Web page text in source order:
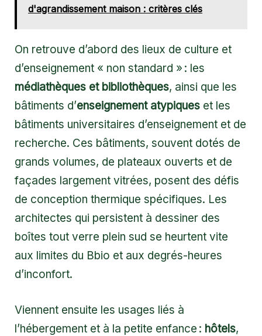
d'agrandissement maison : critères clés
On retrouve d’abord des lieux de culture et
d’enseignement « non standard » : les
médiathèques et bibliothèques, ainsi que les
bâtiments d’enseignement atypiques et les
bâtiments universitaires d’enseignement et de
recherche. Ces bâtiments, souvent dotés de
grands volumes, de plateaux ouverts et de
façades largement vitrées, posent des défis
de conception thermique spécifiques. Les
architectes qui persistent à dessiner des
boîtes tout verre plein sud se heurtent vite
aux limites du Bbio et aux degrés-heures
d’inconfort.
Viennent ensuite les usages liés à
l’hébergement et à la petite enfance : hôtels,